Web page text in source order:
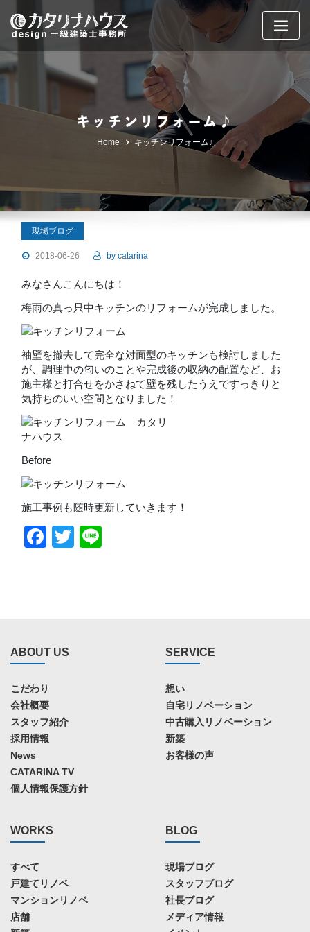
content
キッチンリフォーム♪
Home キッチンリフォーム♪
現場ブログ
2018-06-26 by catarina
みなさんこんにちは！
梅雨の真っ只中キッチンのリフォームが完成しました。
袖壁を撤去して完全な対面型のキッチンも検討しました
が、調理中の匂いのことや完成後の収納の配置など、お
施主様と打合せをかさねて壁を残したうえですっきりと
気持ちのいい空間となりました！
Before
施工事例も随時更新していきます！
Facebook
Twitter
ABOUT US
こだわり
会社概要
スタッフ紹介
採用情報
News
CATARINA TV
個人情報保護方針
SERVICE
想い
自宅リノベーション
中古購入リノベーション
新築
お客様の声
WORKS
すべて
戸建てリノベ
マンションリノベ
店舗
BLOG
現場ブログ
スタッフブログ
社長ブログ
メディア情報